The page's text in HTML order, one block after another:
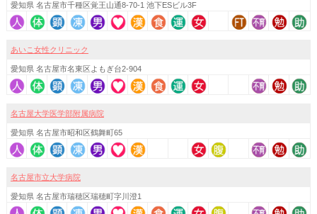
愛知県 名古屋市千種区覚王山通8-70-1 池下ESビル3F
あいこ女性クリニック
愛知県 名古屋市名東区よもぎ台2-904
名古屋大学医学部附属病院
愛知県 名古屋市昭和区鶴舞町65
名古屋市立大学病院
愛知県 名古屋市瑞穂区瑞穂町字川澄1